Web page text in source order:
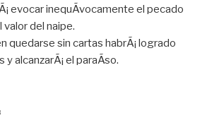
evocar inequÃ­vocamente el pecado
del naipe.
quedarse sin cartas habrÃ¡ logrado
alcanzarÃ¡ el paraÃ­so.